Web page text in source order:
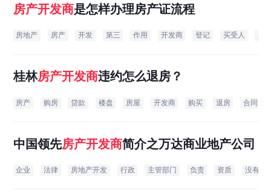
发五证，谨防被忽悠？\n
房产开发商是怎样办理房产证流程
房地产 房产 开发 第三 作用 开发商 登记 买受人
桂林房产开发商违约怎么退房？
房产 购房 贷款 楼盘 房屋 开发商 购买 退房 合同
中国领先房产开发商简介之万达商业地产公司
企业 法律 房地产开发 行政 主管部门 负责 资质 没有